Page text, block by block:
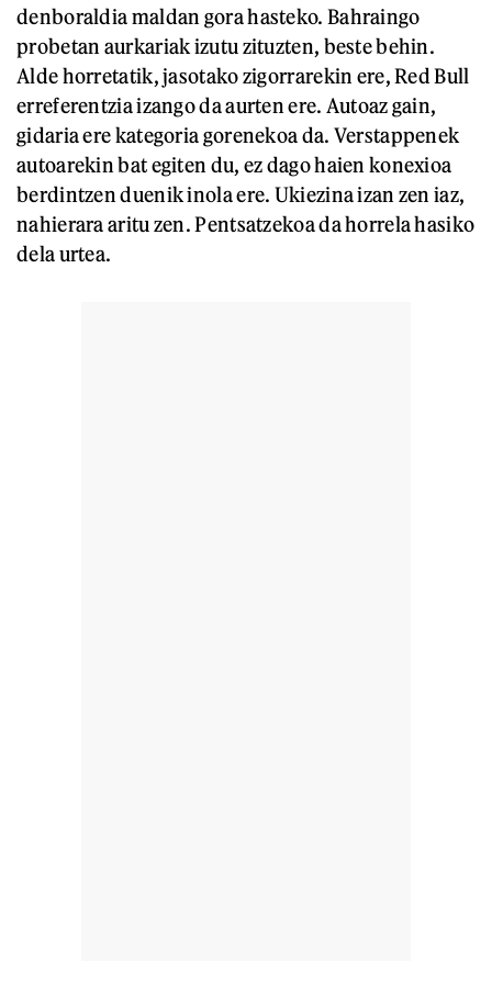
denboraldia maldan gora hasteko. Bahraingo
probetan aurkariak izutu zituzten, beste behin.
Alde horretatik, jasotako zigorrarekin ere, Red Bull
erreferentzia izango da aurten ere. Autoaz gain,
gidaria ere kategoria gorenekoa da. Verstappenek
autoarekin bat egiten du, ez dago haien konexioa
berdintzen duenik inola ere. Ukiezina izan zen iaz,
nahierara aritu zen. Pentsatzekoa da horrela hasiko
dela urtea.